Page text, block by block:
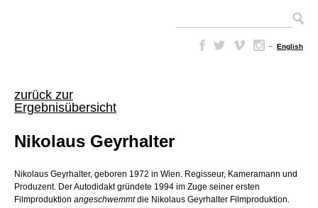
– English
zurück zur
Ergebnisübersicht
Nikolaus Geyrhalter
Nikolaus Geyrhalter, geboren 1972 in Wien. Regisseur, Kameramann und
Produzent. Der Autodidakt gründete 1994 im Zuge seiner ersten
Filmproduktion angeschwemmtdie Nikolaus Geyrhalter Filmproduktion.